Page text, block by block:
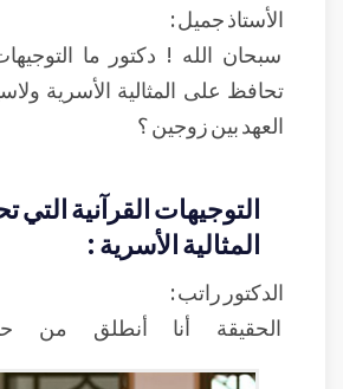
الأستاذ جميل :
سبحان الله ! دكتور ما
تحافظ على المثالية الأسرية
العهد بين زوجين ؟
التوجيهات القرآنية
المثالية الأسرية :
الدكتور راتب :
الحقيقة أنا أنطلق من